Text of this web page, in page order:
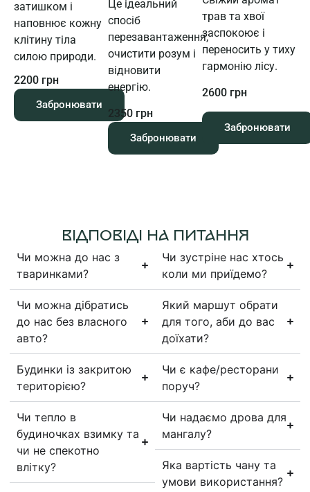
затишком і
наповнює кожну
клітину тіла
силою природи.
2200 грн
Забронювати
Це ідеальний
спосіб
перезавантаження,
очистити розум і
відновити
енергію.
2350 грн
Забронювати
трав та хвої
заспокоює і
переносить у тиху
гармонію лісу.
2600 грн
Забронювати
ВІДПОВІДІ НА ПИТАННЯ
Чи можна до нас з
тваринками?
Чи можна дібратись
до нас без власного
авто?
Будинки із закритою
територією?
Чи тепло в
будиночках взимку та
чи не спекотно
влітку?
Чи зустріне нас хтось
коли ми приїдемо?
Який маршут обрати
для того, аби до вас
доїхати?
Чи є кафе/ресторани
поруч?
Чи надаємо дрова для
мангалу?
Яка вартість чану та
умови використання?